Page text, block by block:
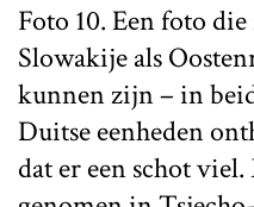
Foto 10. Een foto
Slowakije als
kunnen zijn – in
Duitse eenheden
dat er een schot